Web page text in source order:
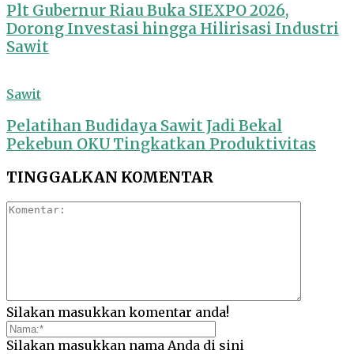
Plt Gubernur Riau Buka SIEXPO 2026,
Dorong Investasi hingga Hilirisasi Industri
Sawit
Sawit
Pelatihan Budidaya Sawit Jadi Bekal
Pekebun OKU Tingkatkan Produktivitas
TINGGALKAN KOMENTAR
Silakan masukkan komentar anda!
Silakan masukkan nama Anda di sini